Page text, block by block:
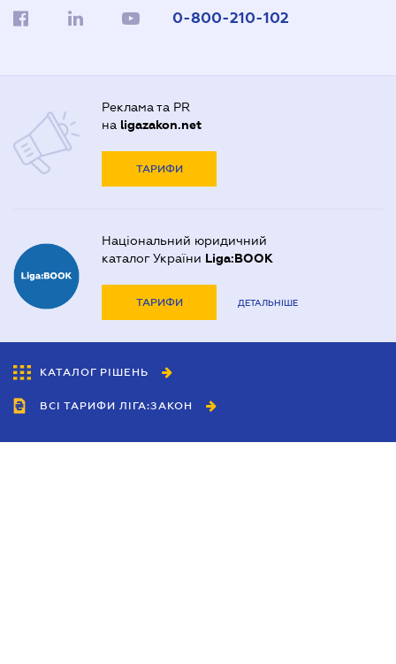
0-800-210-102
Реклама та PR
на ligazakon.net
ТАРИФИ
Національний юридичний
каталог України Liga:BOOK
ТАРИФИ ДЕТАЛЬНІШЕ
КАТАЛОГ РІШЕНЬ
ВСІ ТАРИФИ ЛІГА:ЗАКОН